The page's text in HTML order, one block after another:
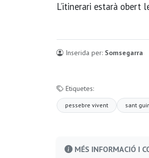
L’itinerari estarà obert
Inserida per: Somsegarra
Etiquetes:
pessebre vivent sant
MÉS INFORMACIÓ I